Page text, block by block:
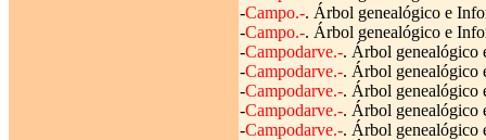
-Campo.-. Árbol genealógico e
-Campo.-. Árbol genealógico e
-Campodarve.-. Árbol genealógico
-Campodarve.-. Árbol genealógico
-Campodarve.-. Árbol genealógico
-Campodarve.-. Árbol genealógico
-Campodarve.-. Árbol genealógico